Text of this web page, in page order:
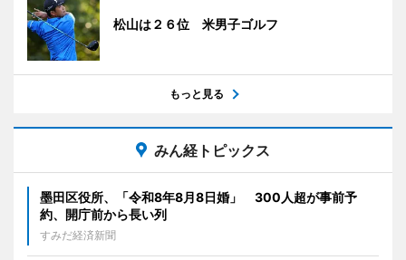
松山は２６位 米男子ゴルフ
もっと見る
みん経トピックス
墨田区役所、「令和8年8月8日婚」 300人超が事前予
約、開庁前から長い列
すみだ経済新聞